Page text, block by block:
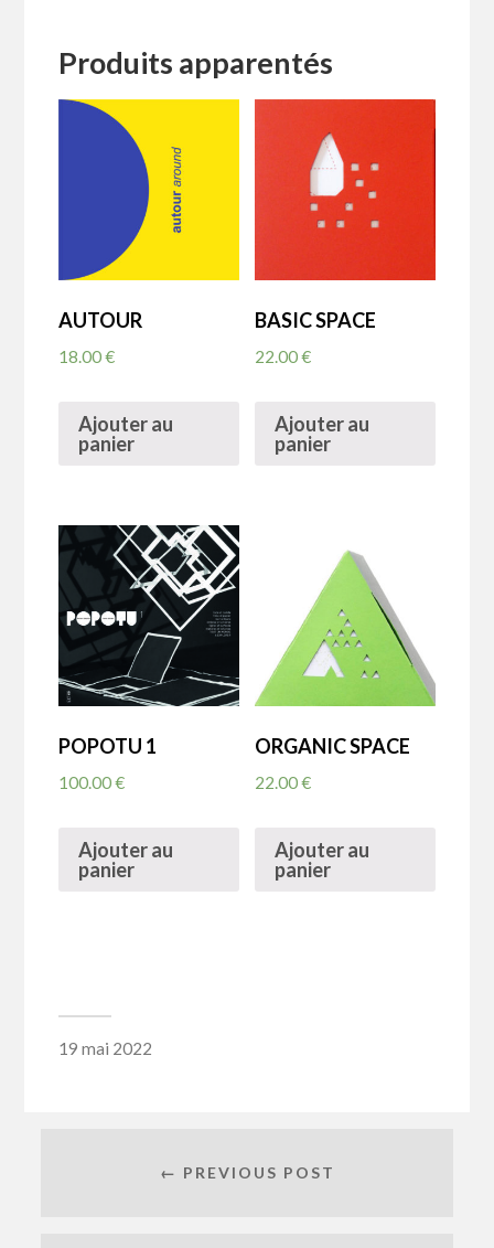
Produits apparentés
AUTOUR
18.00€
Ajouter au
panier
BASIC SPACE
22.00€
Ajouter au
panier
POPOTU 1
100.00€
Ajouter au
panier
ORGANIC SPACE
22.00€
Ajouter au
panier
19 mai 2022
← PREVIOUS POST